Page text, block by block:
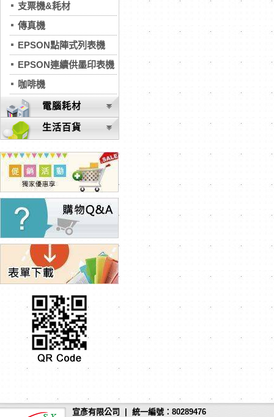
支票機&耗材
傳真機
EPSON點陣式列表機
EPSON連續供墨印表機
咖啡機
電腦耗材
生活百貨
宣彥有限公司 | 統一編號：80289476